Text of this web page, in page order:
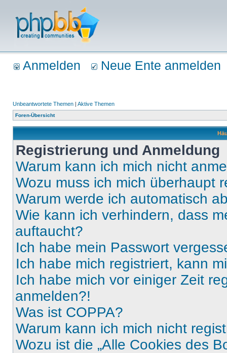
Anmelden Neue Ente anmelden
Unbeantwortete Themen | Aktive Themen
Foren-Übersicht
Registrierung und Anmeldung
Warum kann ich mich nicht
Wozu muss ich mich überhaupt
Warum werde ich automatisch
Wie kann ich verhindern, dass
auftaucht?
Ich habe mein Passwort
Ich habe mich registriert, kann
Ich habe mich vor einiger Zeit
anmelden?!
Was ist COPPA?
Warum kann ich mich nicht
Wozu ist die „Alle Cookies des